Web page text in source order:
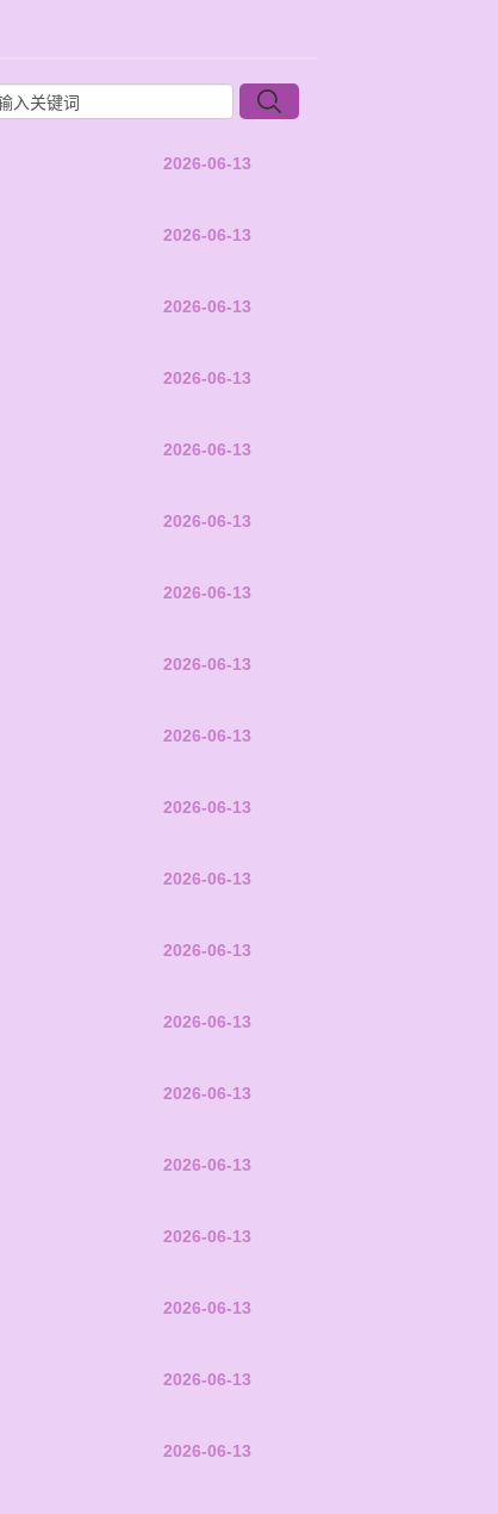
2026-06-13
2026-06-13
2026-06-13
2026-06-13
2026-06-13
2026-06-13
2026-06-13
2026-06-13
2026-06-13
2026-06-13
2026-06-13
2026-06-13
2026-06-13
2026-06-13
2026-06-13
2026-06-13
2026-06-13
2026-06-13
2026-06-13